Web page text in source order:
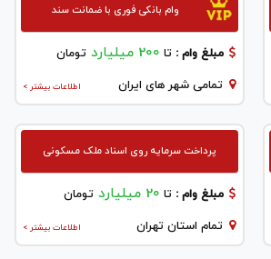
وام بانکی فوری با ضمانت سند
مبلغ وام :تا 200 میلیارد تومان
اطلاعات بیشتر > تمامی شهر های ایران
پرداخت سرمایه روی اسناد ملک مسکونی
مبلغ وام :تا 20 میلیارد تومان
اطلاعات بیشتر > تمام استان تهران